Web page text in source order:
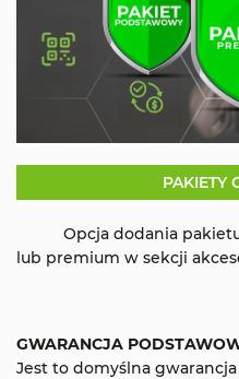
PAKIETY
Opcja dodania
lub premium w sekcji
GWARANCJA
Jest to domyślna